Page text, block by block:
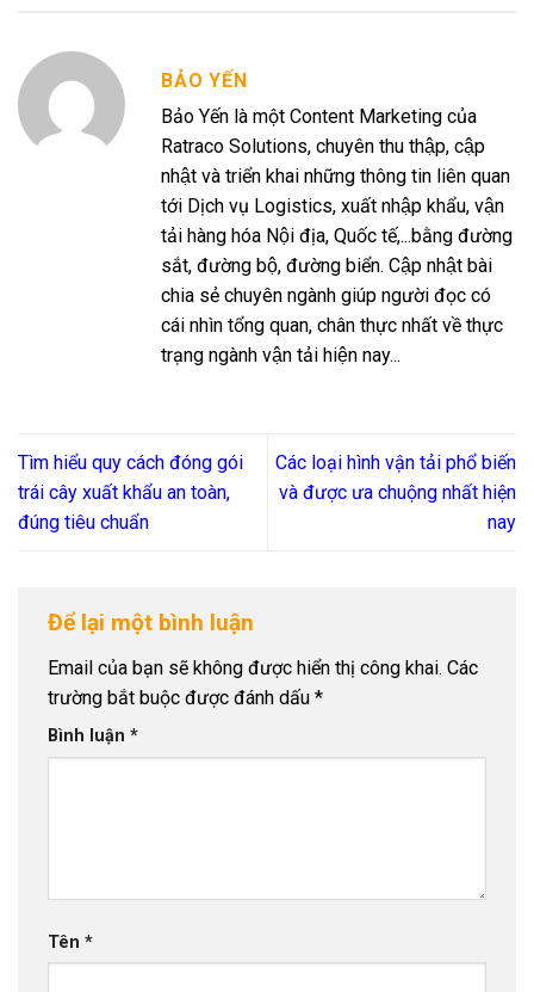
BẢO YẾN
Bảo Yến là một Content Marketing của
Ratraco Solutions, chuyên thu thập, cập
nhật và triển khai những thông tin liên quan
tới Dịch vụ Logistics, xuất nhập khẩu, vận
tải hàng hóa Nội địa, Quốc tế,...bằng đường
sắt, đường bộ, đường biển. Cập nhật bài
chia sẻ chuyên ngành giúp người đọc có
cái nhìn tổng quan, chân thực nhất về thực
trạng ngành vận tải hiện nay...
Tìm hiểu quy cách đóng gói
trái cây xuất khẩu an toàn,
đúng tiêu chuẩn
Các loại hình vận tải phổ biến
và được ưa chuộng nhất hiện
nay
Để lại một bình luận
Email của bạn sẽ không được hiển thị công khai. Các
trường bắt buộc được đánh dấu *
Bình luận *
Tên *